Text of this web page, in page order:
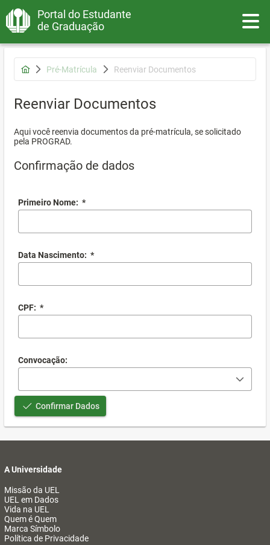
Portal do Estudante
de Graduação
Pré-Matrícula Reenviar Documentos
Reenviar Documentos
Aqui você reenvia documentos da pré-matrícula, se solicitado
pela PROGRAD.
Confirmação de dados
Primeiro Nome: *
Data Nascimento: *
CPF: *
Convocação:
Confirmar Dados
A Universidade
Missão da UEL
UEL em Dados
Vida na UEL
Quem é Quem
Marca Símbolo
Política de Privacidade